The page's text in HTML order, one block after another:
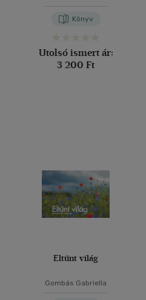
Könyv
Utolsó ismert ár:
3 200 Ft
Eltűnt világ
Gombás Gabriella